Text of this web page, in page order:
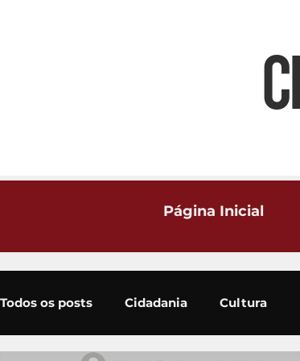
Página Inicial
Todos os posts Cidadania Cultura